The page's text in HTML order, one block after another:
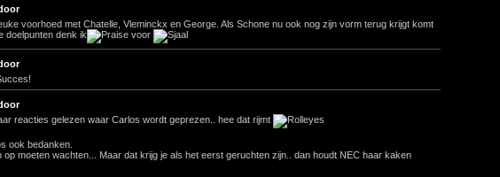
voorhoed met Chatelle, Vleminckx en George. Als Schone nu ook nog zijn vorm terug krijgt komt
doelpunten denk ik
voor
reacties gelezen waar Carlos wordt geprezen.. hee dat rijmt
ook bedanken.
op moeten wachten... Maar dat krijg je als het eerst geruchten zijn.. dan houdt NEC haar kaken